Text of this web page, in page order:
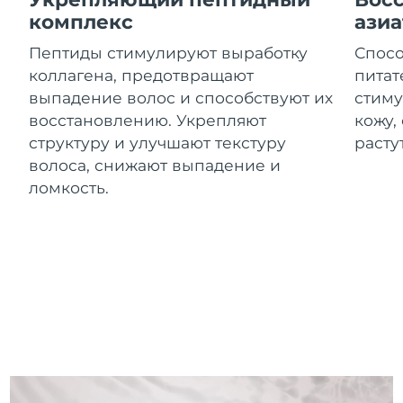
комплекс
Пептиды стимулируют выработку
коллагена, предотвращают
выпадение волос и способствуют их
восстановлению. Укрепляют
структуру и улучшают текстуру
волоса, снижают выпадение и
ломкость.
Израиль
8/13/26
Италия
Ожидаемая дата доставки
Япония
Ожидаемая дата доставки
Латвия
8/9/26